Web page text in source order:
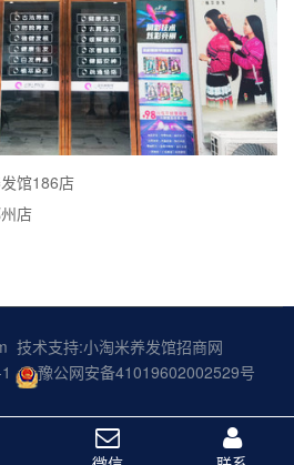
馆186店
店
技术支持:小淘米养发馆招商网
豫公网安备41019602002529号